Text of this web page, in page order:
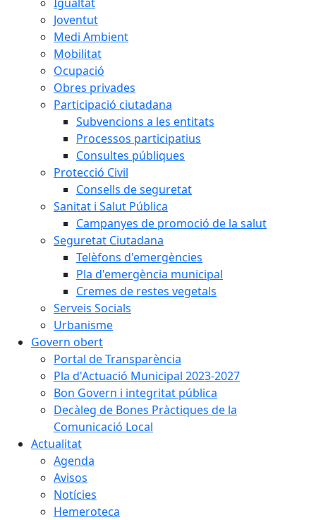
Joventut
Medi Ambient
Mobilitat
Ocupació
Obres privades
Participació ciutadana
Subvencions a les entitats
Processos participatius
Consultes públiques
Protecció Civil
Consells de seguretat
Sanitat i Salut Pública
Campanyes de promoció de la salut
Seguretat Ciutadana
Telèfons d'emergències
Pla d'emergència municipal
Cremes de restes vegetals
Serveis Socials
Urbanisme
Govern obert
Portal de Transparència
Pla d'Actuació Municipal 2023-2027
Bon Govern i integritat pública
Decàleg de Bones Pràctiques de la
Comunicació Local
Actualitat
Agenda
Avisos
Notícies
Hemeroteca